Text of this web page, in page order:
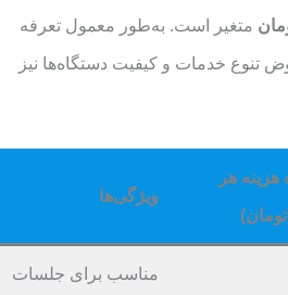
متغیر است. به‌طور معمول تعرفه
تنوع خدمات و کیفیت دستگاه‌ها نیز
هر
ویژگی‌ها
مناسب برای جلسات